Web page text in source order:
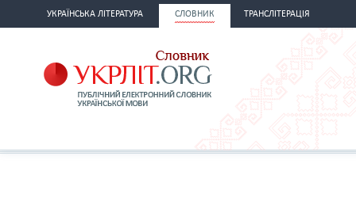
УКРАЇНСЬКА ЛІТЕРАТУРА СЛОВНИК ТРАНСЛІТЕРАЦІЯ